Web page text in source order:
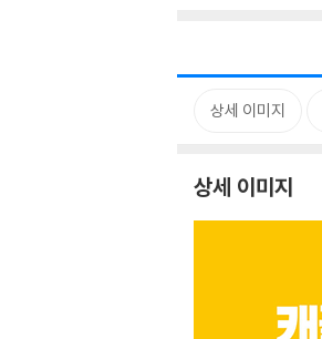
상세 이미지
상세 이미지